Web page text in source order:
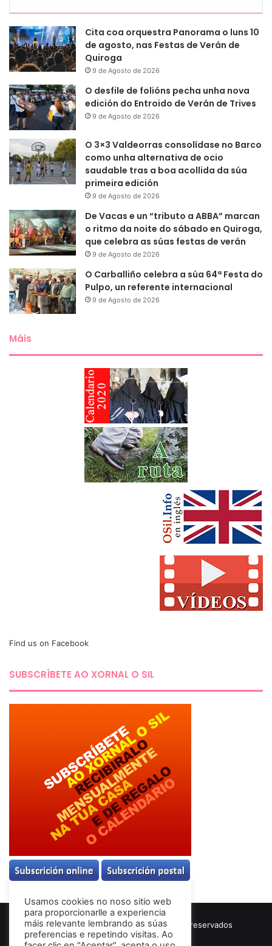
Cita coa orquestra Panorama o luns 10
de agosto, nas Festas de Verán de
Quiroga
9 de Agosto de 2026
O desfile de folións pecha unha nova
edición do Entroido de Verán de Trives
9 de Agosto de 2026
O 3×3 Valdeorras consolídase no Barco
como unha alternativa de ocio
saudable tras a boa acollida da súa
primeira edición
9 de Agosto de 2026
De Vacas e un “tributo a ABBA” marcan
o ritmo da noite do sábado en Quiroga,
que celebra as súas festas de verán
9 de Agosto de 2026
O Carballiño celebra a súa 64ª Festa do
Pulpo, un referente internacional
9 de Agosto de 2026
Máis
Find us on Facebook
SUBSCRÍBETE AO XORNAL O SIL
© Copyright 2026, Todos los derechos reservados
Términos & Condiciones
Usamos cookies no noso sitio web
para proporcionarlle a experiencia
máis relevante lembrando as súas
preferencias e repetindo visitas. Ao